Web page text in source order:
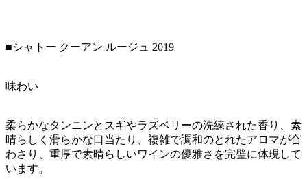
■シャトー クーアン ルージュ 2019
味わい
柔らかなタンニンとスギやラズベリーの洗練された香り、素
晴らしく滑らかな口当たり、複雑で調和のとれたアロマが合
わさり、重厚で素晴らしいワインの優雅さを完璧に体現して
います。